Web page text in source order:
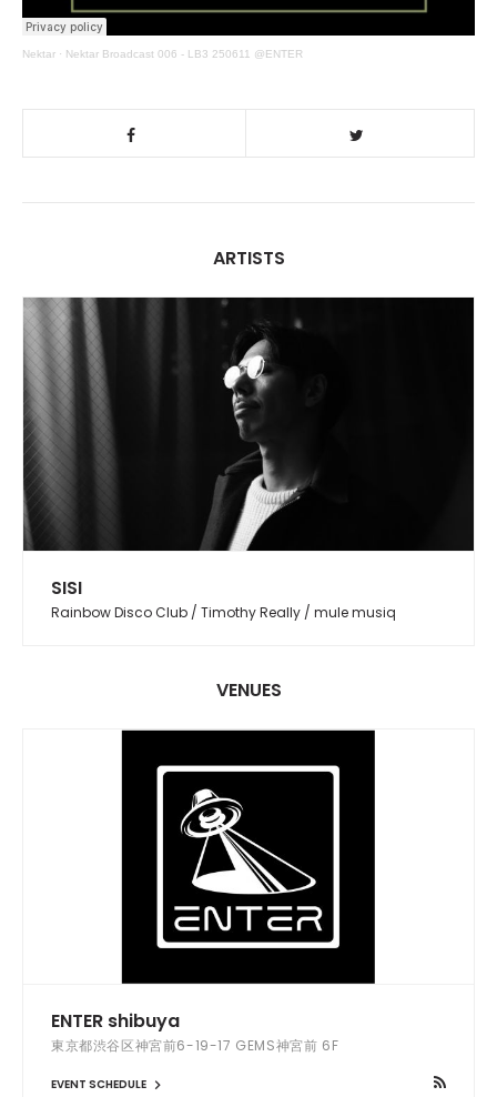
Nektar · Nektar Broadcast 006 - LB3 250611 @ENTER
ARTISTS
SISI
Rainbow Disco Club / Timothy Really / mule musiq
VENUES
ENTER shibuya
東京都渋谷区神宮前6-19-17 GEMS神宮前 6F
EVENT SCHEDULE